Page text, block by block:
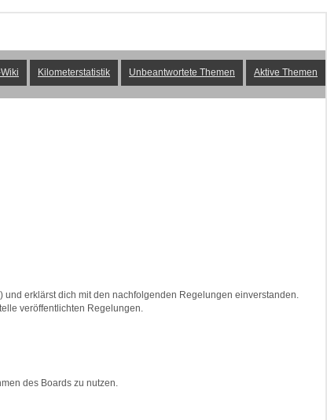
Kilometerstatistik Unbeantwortete Themen Aktive Themen
und erklärst dich mit den nachfolgenden Regelungen einverstanden.
veröffentlichten Regelungen.
des Boards zu nutzen.